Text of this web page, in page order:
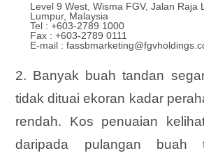
Level 9 West, Wisma FGV, Jalan Raja
Lumpur, Malaysia
Tel : +603-2789 1000
Fax : +603-2789 0111
E-mail :
2. Banyak buah tandan
tidak dituai ekoran kadar
rendah. Kos penuaian
daripada pulangan buah